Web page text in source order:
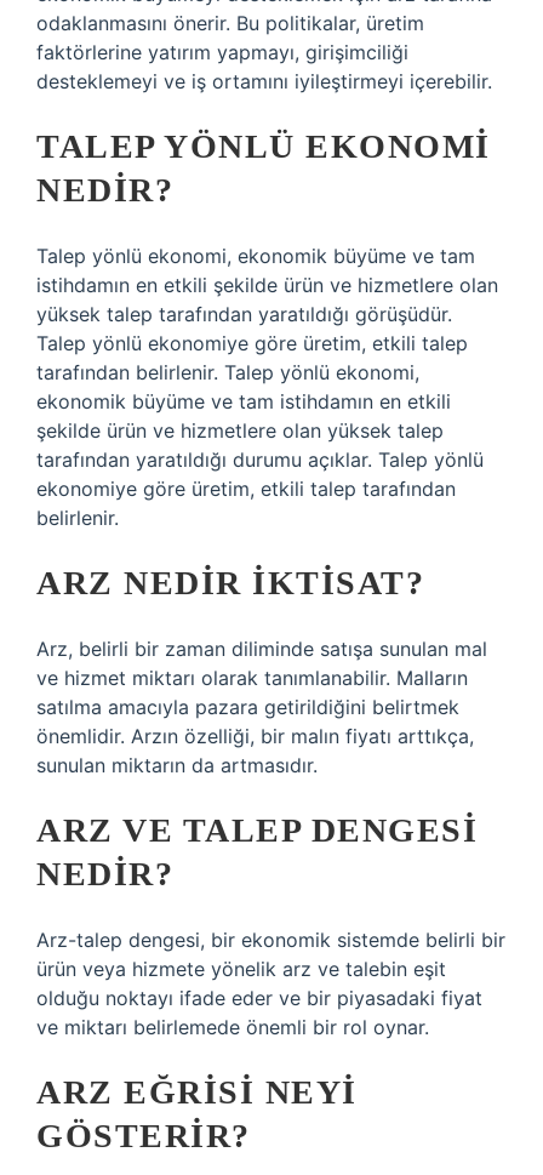
odaklanmasını önerir. Bu politikalar, üretim
faktörlerine yatırım yapmayı, girişimciliği
desteklemeyi ve iş ortamını iyileştirmeyi içerebilir.
TALEP YÖNLÜ EKONOMI
NEDIR?
Talep yönlü ekonomi, ekonomik büyüme ve tam
istihdamın en etkili şekilde ürün ve hizmetlere olan
yüksek talep tarafından yaratıldığı görüşüdür.
Talep yönlü ekonomiye göre üretim, etkili talep
tarafından belirlenir. Talep yönlü ekonomi,
ekonomik büyüme ve tam istihdamın en etkili
şekilde ürün ve hizmetlere olan yüksek talep
tarafından yaratıldığı durumu açıklar. Talep yönlü
ekonomiye göre üretim, etkili talep tarafından
belirlenir.
ARZ NEDIR IKTISAT?
Arz, belirli bir zaman diliminde satışa sunulan mal
ve hizmet miktarı olarak tanımlanabilir. Malların
satılma amacıyla pazara getirildiğini belirtmek
önemlidir. Arzın özelliği, bir malın fiyatı arttıkça,
sunulan miktarın da artmasıdır.
ARZ VE TALEP DENGESI
NEDIR?
Arz-talep dengesi, bir ekonomik sistemde belirli bir
ürün veya hizmete yönelik arz ve talebin eşit
olduğu noktayı ifade eder ve bir piyasadaki fiyat
ve miktarı belirlemede önemli bir rol oynar.
ARZ EĞRISI NEYI
GÖSTERIR?